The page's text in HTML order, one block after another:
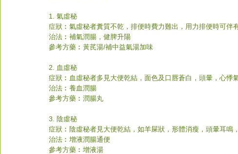
1. 氣虛秘
症狀︰氣虛秘者糞質不乾，排便時費力難出，用力排便時可伴
治法︰補氣潤腸，健脾升陽
參考方藥︰黃芪湯/補中益氣湯加味
2. 血虛秘
症狀︰血虛秘者多見大便乾結，面色及口唇蒼白，頭暈，心悸
治法︰養血潤腸
參考方藥︰潤腸丸
3. 陰虛秘
症狀︰陰虛秘者見大便乾結，如羊屎狀，形體消瘦，頭暈耳鳴
治法︰增液潤腸通便
參考方藥︰增液湯